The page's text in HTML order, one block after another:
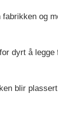
og
dyrt å
blir